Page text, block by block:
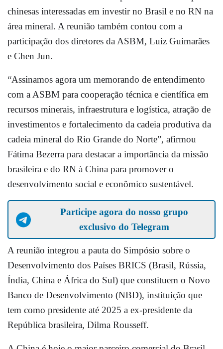
chinesas interessadas em investir no Brasil e no RN na
área mineral. A reunião também contou com a
participação dos diretores da ASBM, Luiz Guimarães
e Chen Jun.
“Assinamos agora um memorando de entendimento
com a ASBM para cooperação técnica e científica em
recursos minerais, infraestrutura e logística, atração de
investimentos e fortalecimento da cadeia produtiva da
cadeia mineral do Rio Grande do Norte”, afirmou
Fátima Bezerra para destacar a importância da missão
brasileira e do RN à China para promover o
desenvolvimento social e econômico sustentável.
Participe agora do nosso grupo
exclusivo do Telegram
A reunião integrou a pauta do Simpósio sobre o
Desenvolvimento dos Países BRICS (Brasil, Rússia,
Índia, China e África do Sul) que constituem o Novo
Banco de Desenvolvimento (NBD), instituição que
tem como presidente até 2025 a ex-presidente da
República brasileira, Dilma Rousseff.